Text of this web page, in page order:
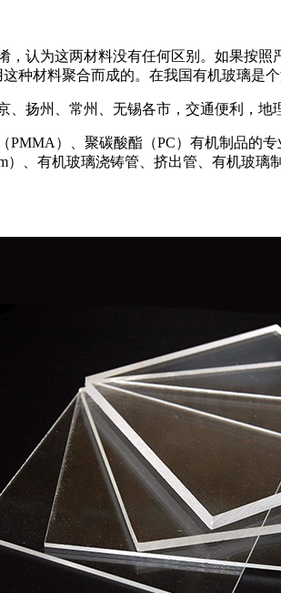
认为这两材料没有任何区别。如果按
种材料聚合而成的。在我国有机玻璃是
扬州、常州、无锡各市，交通便利，地
）、聚碳酸酯（PC）有机制品的
、有机玻璃浇铸管、挤出管、有机玻